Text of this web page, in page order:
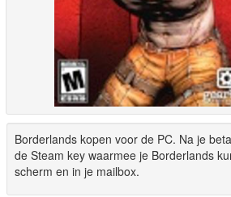
Borderlands kopen voor de PC. Na je
de Steam key waarmee je Borderlands
scherm en in je mailbox.